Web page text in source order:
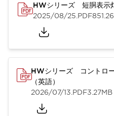
HWシリーズ 短胴表示
2025/08/25.PDF
HWシリーズ コントロ
（英語）
2026/07/13.PDF3.27MB